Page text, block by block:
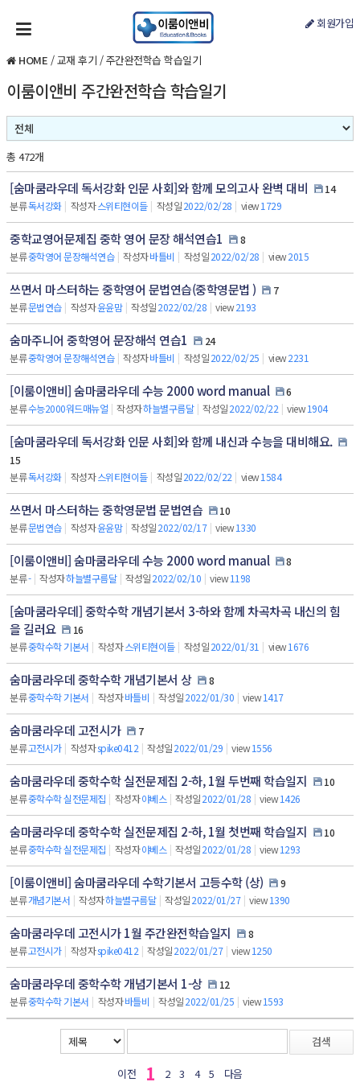
회원가입
HOME /교재 후기 /주간완전학습 학습일기
이룸이앤비 주간완전학습 학습일기
총 472개
[숨마쿰라우데 독서강화 인문 사회]와 함께 모의고사 완벽 대비
14
분류독서강화 | 작성자스위티현이들 | 작성일2022/02/28 | view1729
중학교영어문제집 중학 영어 문장 해석연습1
8
분류중학영어 문장해석연습 | 작성자바틀비 | 작성일2022/02/28 | view2015
쓰면서 마스터하는 중학영어 문법연습(중학영문법 )
7
분류문법연습 | 작성자윤윤맘 | 작성일2022/02/28 | view2193
숨마주니어 중학영어 문장해석 연습1
24
분류중학영어 문장해석연습 | 작성자바틀비 | 작성일2022/02/25 | view2231
[이룸이앤비] 숨마쿰라우데 수능 2000 word manual
6
분류수능2000워드매뉴얼 | 작성자하늘별구름달 | 작성일2022/02/22 | view1904
[숨마쿰라우데 독서강화 인문 사회]와 함께 내신과 수능을 대비해요.
15
분류독서강화 | 작성자스위티현이들 | 작성일2022/02/22 | view1584
쓰면서 마스터하는 중학영문법 문법연습
10
분류문법연습 | 작성자윤윤맘 | 작성일2022/02/17 | view1330
[이룸이앤비] 숨마쿰라우데 수능 2000 word manual
8
분류- | 작성자하늘별구름달 | 작성일2022/02/10 | view1198
[숨마쿰라우데] 중학수학 개념기본서 3-하와 함께 차곡차곡 내신의 힘
을 길러요
16
분류중학수학 기본서 | 작성자스위티현이들 | 작성일2022/01/31 | view1676
숨마쿰라우데 중학수학 개념기본서 상
8
분류중학수학 기본서 | 작성자바틀비 | 작성일2022/01/30 | view1417
숨마쿰라우데 고전시가
7
분류고전시가 | 작성자spike0412 | 작성일2022/01/29 | view1556
숨마쿰라우데 중학수학 실전문제집 2-하, 1월 두번째 학습일지
10
분류중학수학 실전문제집 | 작성자야베스 | 작성일2022/01/28 | view1426
숨마쿰라우데 중학수학 실전문제집 2-하, 1월 첫번째 학습일지
10
분류중학수학 실전문제집 | 작성자야베스 | 작성일2022/01/28 | view1293
[이룸이앤비] 숨마쿰라우데 수학기본서 고등수학 (상)
9
분류개념기본서 | 작성자하늘별구름달 | 작성일2022/01/27 | view1390
숨마쿰라우데 고전시가 1월 주간완전학습일지
8
분류고전시가 | 작성자spike0412 | 작성일2022/01/27 | view1250
숨마쿰라우데 중학수학 개념기본서 1-상
12
분류중학수학 기본서 | 작성자바틀비 | 작성일2022/01/25 | view1593
검색
이전 1 2 3 4 5 다음